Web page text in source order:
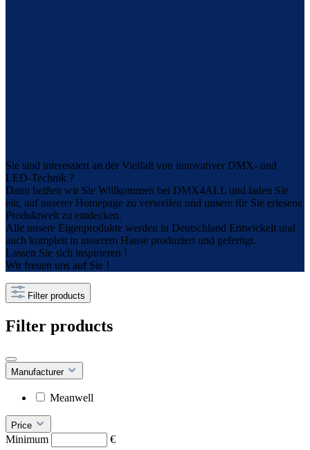
Sie sind interessiert an der Vielfalt von innovativer DMX- und
LED-Technik ?
Dann heißen wir Sie Willkommen bei DMX4ALL und laden Sie
ein, auf unserer Homepage zu verweilen und unsere für Sie erlesene
Produktwelt zu entdecken.
Alle unsere Eigenprodukte werden in Deutschland Entwickelt und
auch komplett in unserem Hause produziert und gefertigt.
Lassen Sie sich inspirieren !
Wir freuen uns auf Sie !
Filter products
Filter products
Manufacturer
Meanwell
Price
Minimum
€